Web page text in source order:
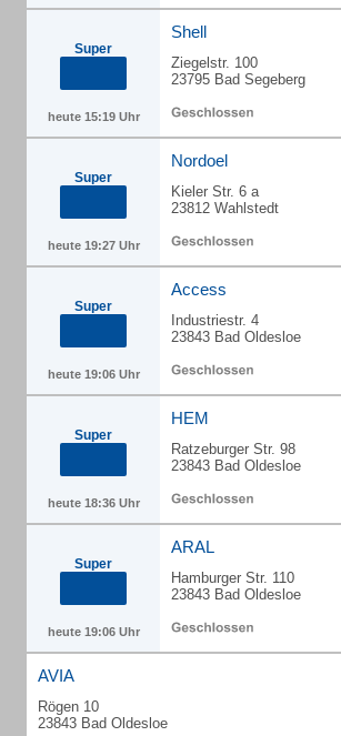
Super
heute 15:19 Uhr
Shell
Ziegelstr. 100
23795 Bad Segeberg
Super
heute 19:27 Uhr
Nordoel
Kieler Str. 6 a
23812 Wahlstedt
Super
heute 19:06 Uhr
Access
Industriestr. 4
23843 Bad Oldesloe
Super
heute 18:36 Uhr
HEM
Ratzeburger Str. 98
23843 Bad Oldesloe
Super
heute 19:06 Uhr
ARAL
Hamburger Str. 110
23843 Bad Oldesloe
AVIA
Rögen 10
23843 Bad Oldesloe